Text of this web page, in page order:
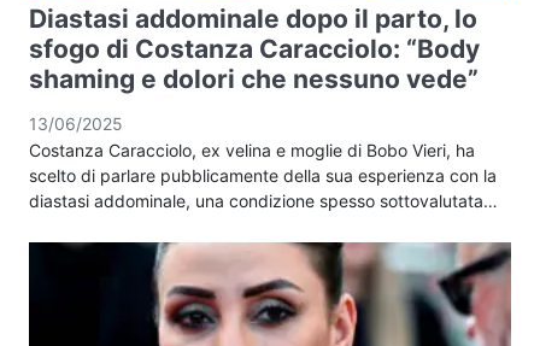
Diastasi addominale dopo il parto, lo
sfogo di Costanza Caracciolo: “Body
shaming e dolori che nessuno vede”
13/06/2025
Costanza Caracciolo, ex velina e moglie di Bobo Vieri, ha
scelto di parlare pubblicamente della sua esperienza con la
diastasi addominale, una condizione spesso sottovalutata…